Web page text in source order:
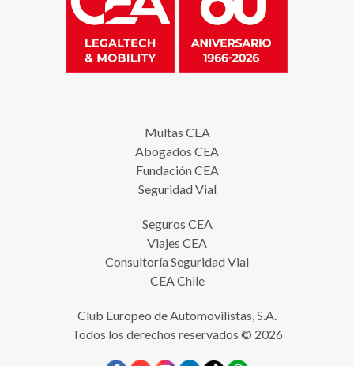
Multas CEA
Abogados CEA
Fundación CEA
Seguridad Vial
Seguros CEA
Viajes CEA
Consultoría Seguridad Vial
CEA Chile
Club Europeo de Automovilistas, S.A.
Todos los derechos reservados © 2026